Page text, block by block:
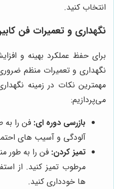
انتخاب کنید.
نگهداری و تعمیرات فن
برای حفظ عملکرد بهینه و
نگهداری و تعمیرات منظم
مهمترین نکات در زمینه
می‌پردازیم:
بازرسی دوره ای: فن را به
آلودگی و آسیب های
تمیز کردن: فن را به طور
مرطوب تمیز کنید. از
ها خودداری کنید.